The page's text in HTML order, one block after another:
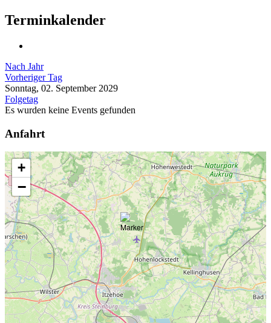
Terminkalender
Nach Jahr
Vorheriger Tag
Sonntag, 02. September 2029
Folgetag
Es wurden keine Events gefunden
Anfahrt
+
−